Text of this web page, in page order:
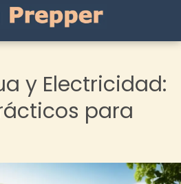
y Electricidad:
para